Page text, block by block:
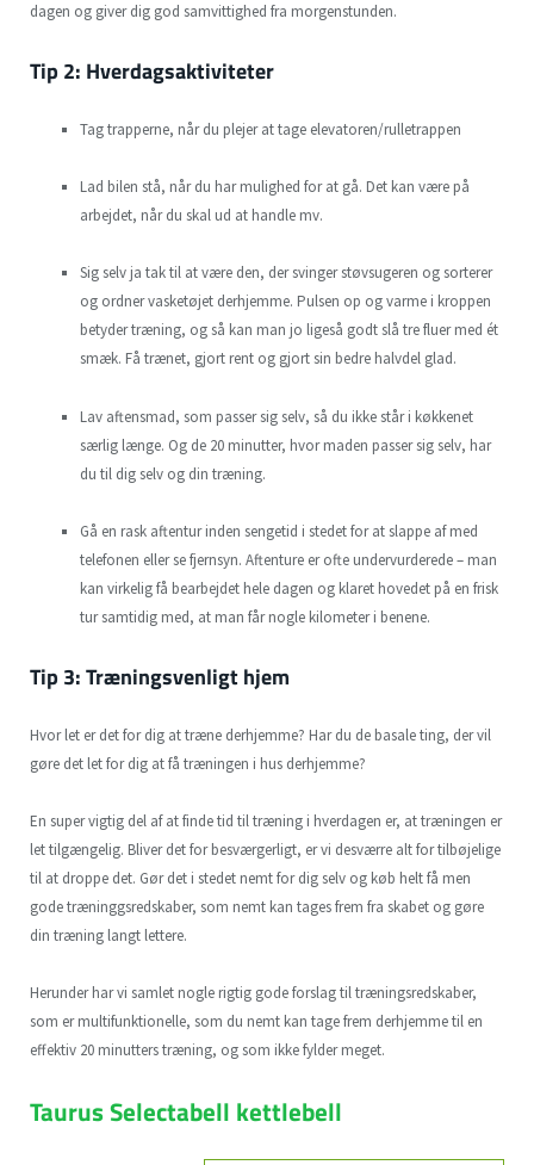
dagen og giver dig god samvittighed fra morgenstunden.
Tip 2: Hverdagsaktiviteter
Tag trapperne, når du plejer at tage elevatoren/rulletrappen
Lad bilen stå, når du har mulighed for at gå. Det kan være på
arbejdet, når du skal ud at handle mv.
Sig selv ja tak til at være den, der svinger støvsugeren og sorterer
og ordner vasketøjet derhjemme. Pulsen op og varme i kroppen
betyder træning, og så kan man jo ligeså godt slå tre fluer med ét
smæk. Få trænet, gjort rent og gjort sin bedre halvdel glad.
Lav aftensmad, som passer sig selv, så du ikke står i køkkenet
særlig længe. Og de 20 minutter, hvor maden passer sig selv, har
du til dig selv og din træning.
Gå en rask aftentur inden sengetid i stedet for at slappe af med
telefonen eller se fjernsyn. Aftenture er ofte undervurderede – man
kan virkelig få bearbejdet hele dagen og klaret hovedet på en frisk
tur samtidig med, at man får nogle kilometer i benene.
Tip 3: Træningsvenligt hjem
Hvor let er det for dig at træne derhjemme? Har du de basale ting, der vil
gøre det let for dig at få træningen i hus derhjemme?
En super vigtig del af at finde tid til træning i hverdagen er, at træningen er
let tilgængelig. Bliver det for besværgerligt, er vi desværre alt for tilbøjelige
til at droppe det. Gør det i stedet nemt for dig selv og køb helt få men
gode træninggsredskaber, som nemt kan tages frem fra skabet og gøre
din træning langt lettere.
Herunder har vi samlet nogle rigtig gode forslag til træningsredskaber,
som er multifunktionelle, som du nemt kan tage frem derhjemme til en
effektiv 20 minutters træning, og som ikke fylder meget.
Taurus Selectabell kettlebell